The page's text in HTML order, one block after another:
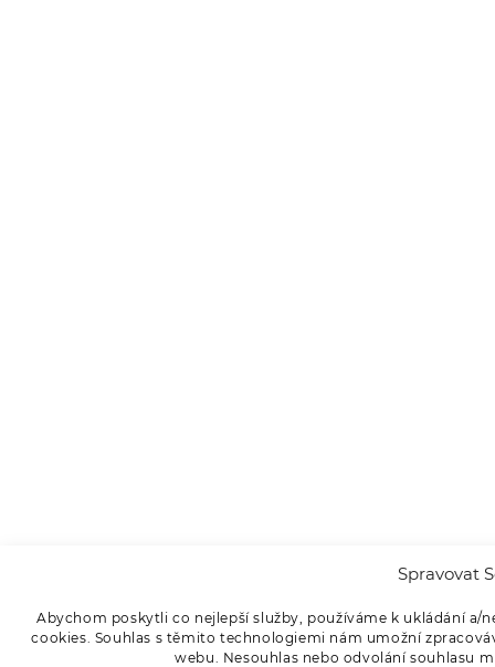
Spravovat
Abychom poskytli co nejlepší služby, používáme k ukládání
cookies. Souhlas s těmito technologiemi nám umožní
webu. Nesouhlas nebo odvolání souhlasu